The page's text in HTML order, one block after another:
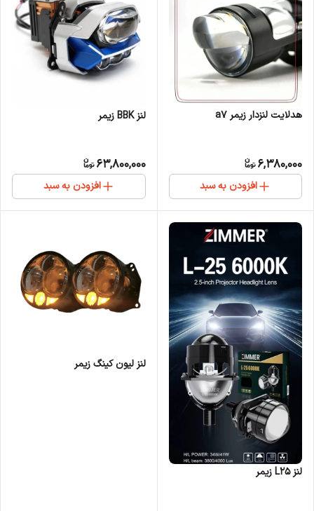
هدلایت لنزدار زیمر a7
6,380,000
افزودن به سبد
لنز BBK زیمر
63,800,000
افزودن به سبد
لنز L25 زیمر
لنز لیون‌ کینگ زیمر